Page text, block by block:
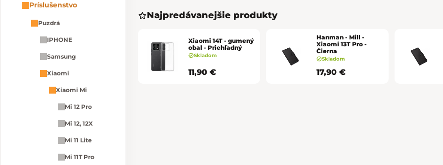
Príslušenstvo
Puzdrá
IPHONE
Samsung
Xiaomi
Xiaomi Mi
Mi 12 Pro
Mi 12, 12X
Mi 11 Lite
Mi 11T Pro
Najpredávanejšie produkty
Xiaomi 14T - gumený
obal - Priehľadný
Skladom
11,90 €
Hanman - Mill -
Xiaomi 13T Pro -
Čierna
Skladom
17,90 €